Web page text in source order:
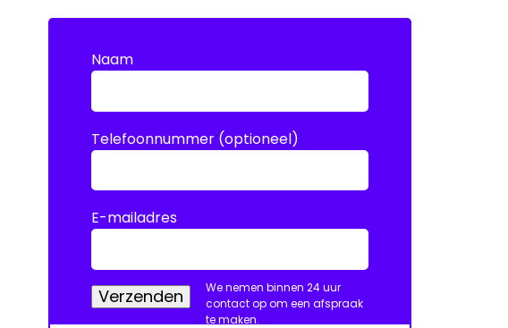
Naam
Telefoonnummer (optioneel)
E-mailadres
We nemen binnen 24 uur
contact op om een afspraak
te maken.
Verzenden